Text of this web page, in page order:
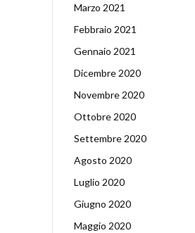
Marzo 2021
Febbraio 2021
Gennaio 2021
Dicembre 2020
Novembre 2020
Ottobre 2020
Settembre 2020
Agosto 2020
Luglio 2020
Giugno 2020
Maggio 2020